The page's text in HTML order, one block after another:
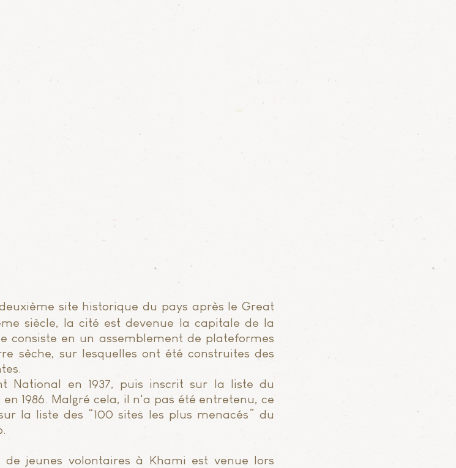
site historique du pays après le Great
siècle, la cité est devenue la capitale de la
consiste en un assemblement de plateformes
sèche, sur lesquelles ont été construites des
National en 1937, puis inscrit sur la liste du
en 1986. Malgré cela, il n'a pas été entretenu, ce
la liste des “100 sites les plus menacés” du
de jeunes volontaires à Khami est venue lors